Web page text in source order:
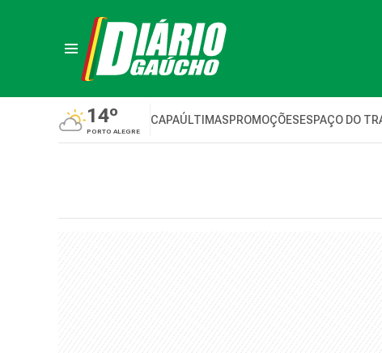
14º
PORTO ALEGRE
CAPAÚLTIMASPROMOÇÕESESPAÇO DO